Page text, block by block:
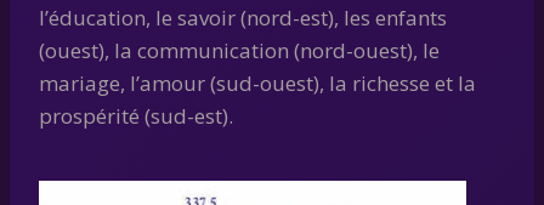
l’éducation, le savoir (nord-est), les enfants
(ouest), la communication (nord-ouest), le
mariage, l’amour (sud-ouest), la richesse et la
prospérité (sud-est).